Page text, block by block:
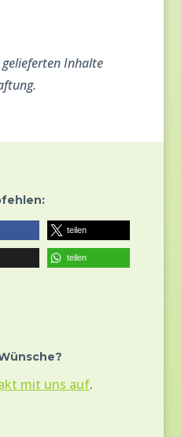
Inhalte
teilen
teilen
mit uns auf.